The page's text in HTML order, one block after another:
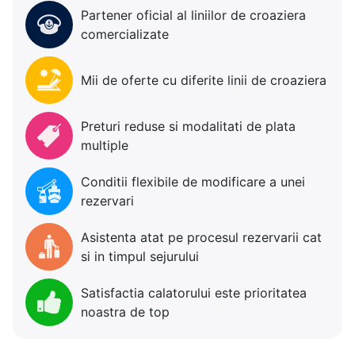
Partener oficial al liniilor de croaziera
comercializate
Mii de oferte cu diferite linii de croaziera
Preturi reduse si modalitati de plata
multiple
Conditii flexibile de modificare a unei
rezervari
Asistenta atat pe procesul rezervarii cat
si in timpul sejurului
Satisfactia calatorului este prioritatea
noastra de top